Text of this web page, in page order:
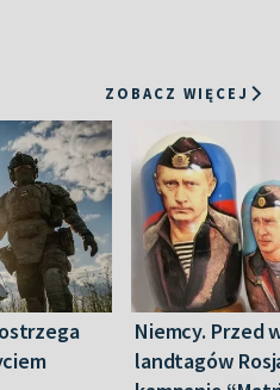
ZOBACZ WIĘCEJ
Niemcy. Przed
landtagów